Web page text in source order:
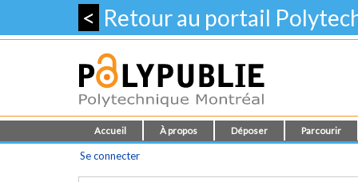
< Retour au portail
Accueil À propos Déposer Parcourir
Se connecter